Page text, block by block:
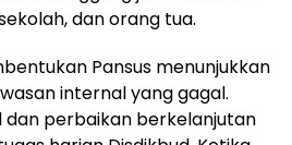
dan orang tua.
Pansus menunjukkan
internal yang gagal.
dan perbaikan berkelanjutan